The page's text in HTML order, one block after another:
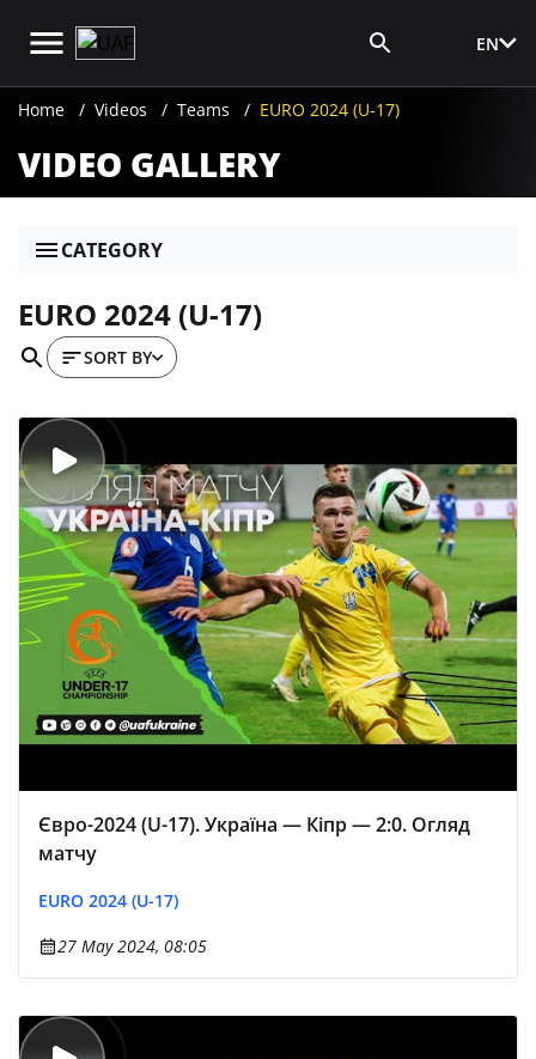
EN
Home Videos Teams EURO 2024 (U-17)
VIDEO GALLERY
CATEGORY
EURO 2024 (U-17)
SORT BY
Євро-2024 (U-17). Україна — Кіпр — 2:0. Огляд
матчу
EURO 2024 (U-17)
27 May 2024, 08:05